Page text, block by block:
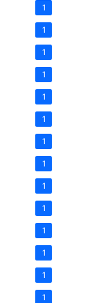
1
1
1
1
1
1
1
1
1
1
1
1
1
1